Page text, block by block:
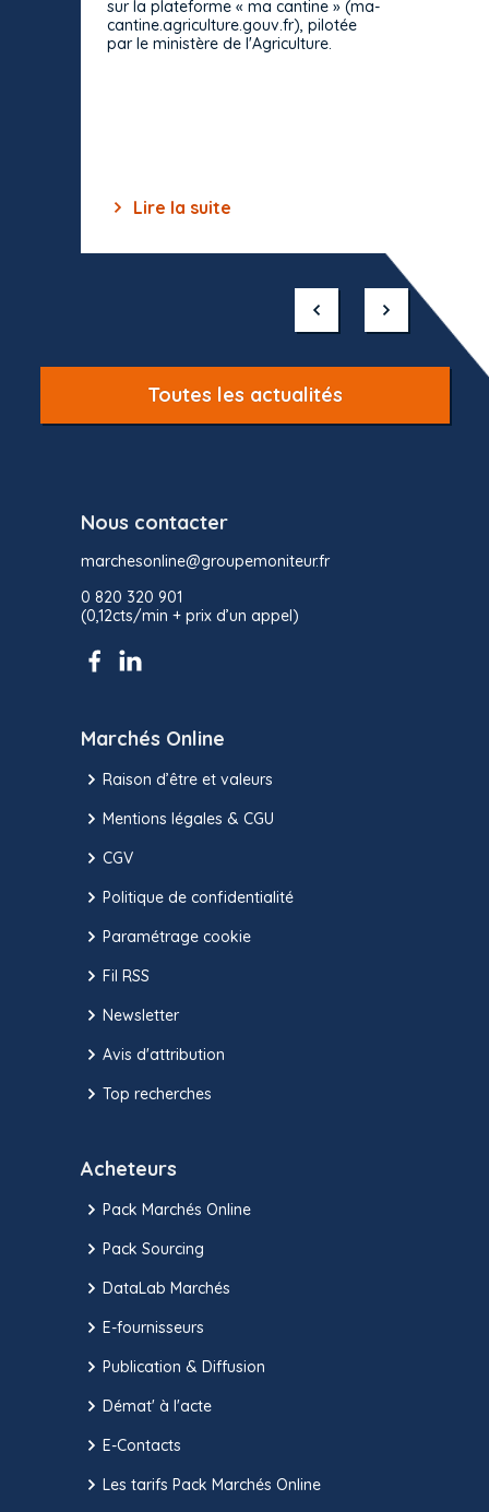
sur la plateforme « ma cantine » (ma-
cantine.agriculture.gouv.fr), pilotée
par le ministère de l'Agriculture.
Lire la suite
Toutes les actualités
Nous contacter
marchesonline@groupemoniteur.fr
0 820 320 901
(0,12cts/min + prix d’un appel)
Marchés Online
Raison d’être et valeurs
Mentions légales & CGU
CGV
Politique de confidentialité
Paramétrage cookie
Fil RSS
Newsletter
Avis d'attribution
Top recherches
Acheteurs
Pack Marchés Online
Pack Sourcing
DataLab Marchés
E-fournisseurs
Publication & Diffusion
Démat' à l'acte
E-Contacts
Les tarifs Pack Marchés Online